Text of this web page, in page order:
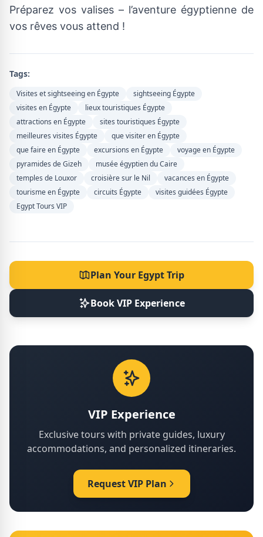
Préparez vos valises – l’aventure égyptienne de
vos rêves vous attend !
Tags:
Visites et sightseeing en Égypte
sightseeing Égypte
visites en Égypte
lieux touristiques Égypte
attractions en Égypte
sites touristiques Égypte
meilleures visites Égypte
que visiter en Égypte
que faire en Égypte
excursions en Égypte
voyage en Égypte
pyramides de Gizeh
musée égyptien du Caire
temples de Louxor
croisière sur le Nil
vacances en Égypte
tourisme en Égypte
circuits Égypte
visites guidées Égypte
Egypt Tours VIP
Plan Your Egypt Trip
Book VIP Experience
VIP Experience
Exclusive tours with private guides, luxury
accommodations, and personalized itineraries.
Request VIP Plan